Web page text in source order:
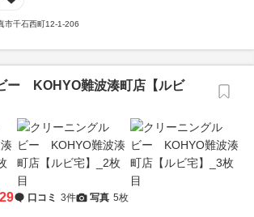
市千石西町12-1-206
ー KOHYO難波湊町店【ルビ
口コミ 3件 写真 5枚